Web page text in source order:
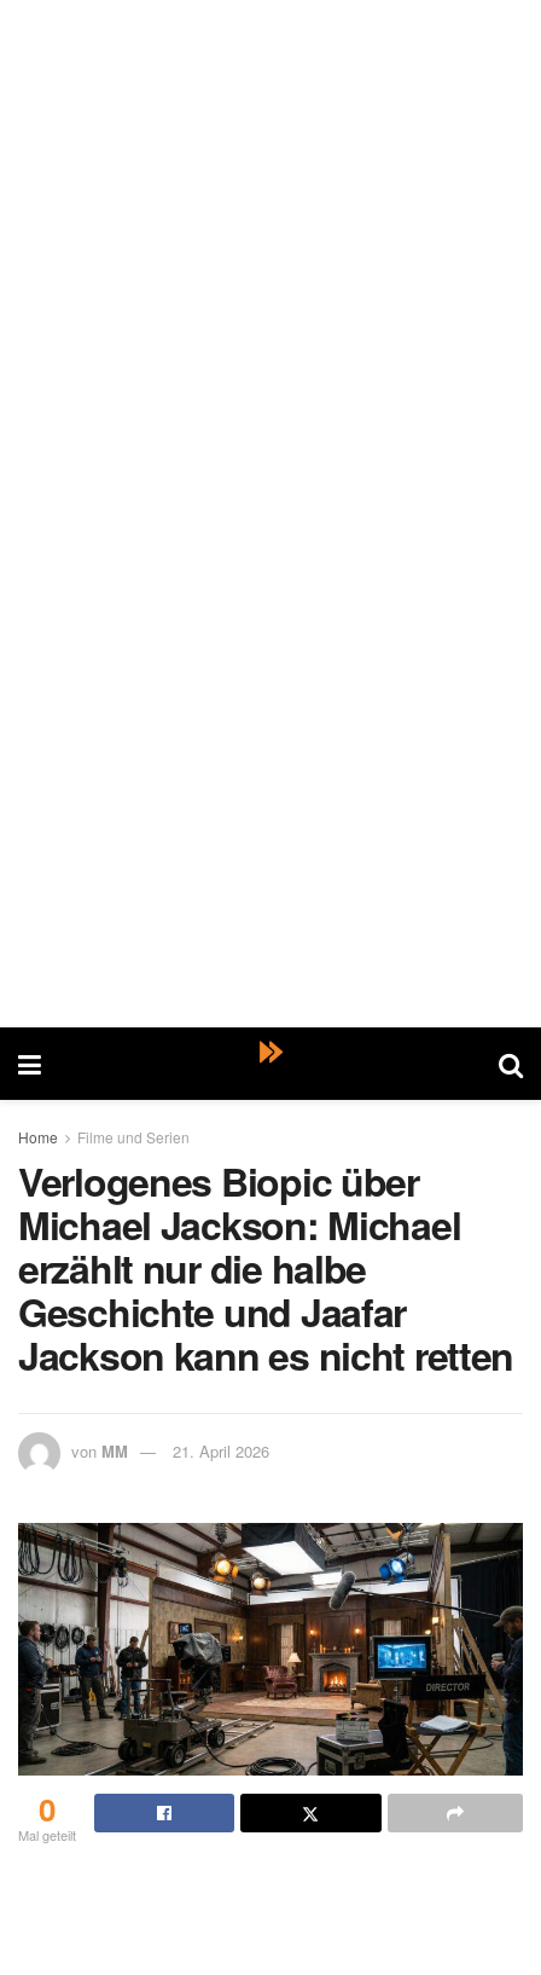
Home Filme und Serien
Verlogenes Biopic über
Michael Jackson: Michael
erzählt nur die halbe
Geschichte und Jaafar
Jackson kann es nicht retten
von MM 21. April 2026
0
Mal geteilt